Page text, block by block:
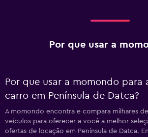
Por que usar a
Por que usar a momondo para
carro em Península de Datca?
A momondo encontra e compara milhares
veículos para oferecer a você a melhor
ofertas de locação em Península de Datca.